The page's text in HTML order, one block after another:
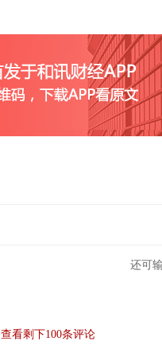
还可
查看剩下100条评论